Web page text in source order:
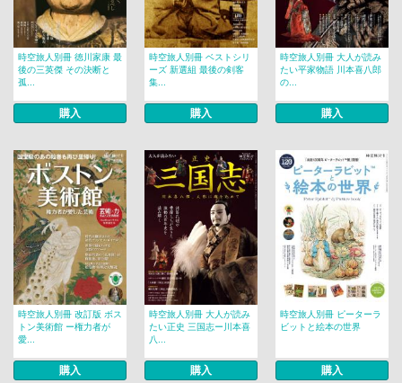
時空旅人別冊 徳川家康 最
後の三英傑 その決断と
孤...
購入
時空旅人別冊 ベストシリ
ーズ 新選組 最後の剣客
集...
購入
時空旅人別冊 大人が読み
たい平家物語 川本喜八郎
の...
購入
時空旅人別冊 改訂版 ボス
トン美術館 ー権力者が
愛...
購入
時空旅人別冊 大人が読み
たい正史 三国志ー川本喜
八...
購入
時空旅人別冊 ピーターラ
ビットと絵本の世界
購入